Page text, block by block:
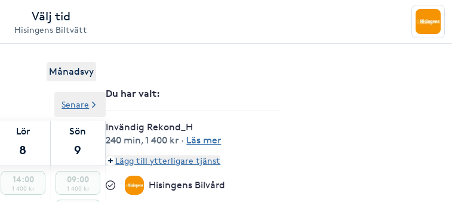
Välj tid
Hisingens Biltvätt
Månadsvy
Lör
8
Sön
9
Senare
14:00
1 400 kr
09:00
1 400 kr
Du har valt:
Invändig Rekond_H
240 min,1 400 kr · Läs mer
Lägg till ytterligare tjänst
Hisingens Bilvård